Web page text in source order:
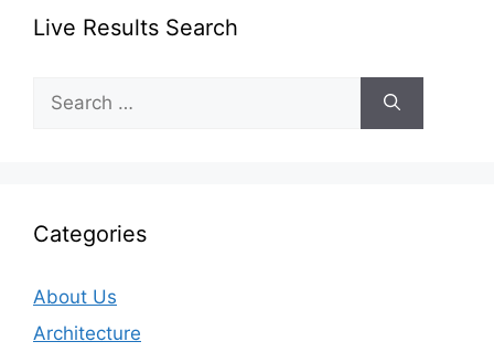
Live Results Search
for:
Categories
About Us
Architecture